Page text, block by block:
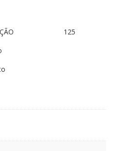
125